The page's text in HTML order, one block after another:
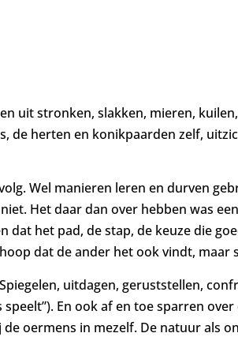
uit stronken, slakken, mieren,
de herten en konikpaarden zelf,
Wel manieren leren en durven
Het daar dan over hebben was
het pad, de stap, de keuze die
dat de ander het ook vindt, maar
uitdagen, geruststellen,
En ook af en toe sparren
oermens in mezelf. De natuur als